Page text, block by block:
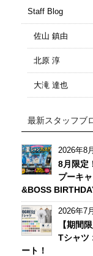
Staff Blog
佐山 鎮由
北原 淳
大滝 達也
最新スタッフブ
2026年8
8月限定
プーキ
&BOSS
2026年7
【期間
Tシャツ
ート！